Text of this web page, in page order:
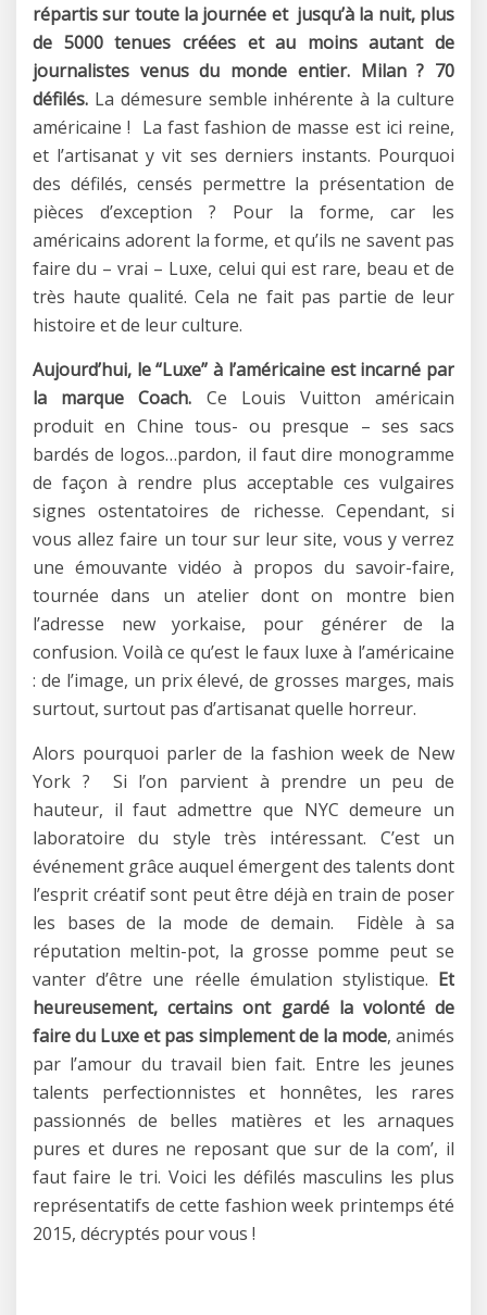
répartis sur toute la journée et jusqu’à la nuit, plus
de 5000 tenues créées et au moins autant de
journalistes venus du monde entier. Milan ? 70
défilés. La démesure semble inhérente à la culture
américaine ! La fast fashion de masse est ici reine,
et l’artisanat y vit ses derniers instants. Pourquoi
des défilés, censés permettre la présentation de
pièces d’exception ? Pour la forme, car les
américains adorent la forme, et qu’ils ne savent pas
faire du – vrai – Luxe, celui qui est rare, beau et de
très haute qualité. Cela ne fait pas partie de leur
histoire et de leur culture.
Aujourd’hui, le “Luxe” à l’américaine est incarné par
la marque Coach. Ce Louis Vuitton américain
produit en Chine tous- ou presque – ses sacs
bardés de logos…pardon, il faut dire monogramme
de façon à rendre plus acceptable ces vulgaires
signes ostentatoires de richesse. Cependant, si
vous allez faire un tour sur leur site, vous y verrez
une émouvante vidéo à propos du savoir-faire,
tournée dans un atelier dont on montre bien
l’adresse new yorkaise, pour générer de la
confusion. Voilà ce qu’est le faux luxe à l’américaine
: de l’image, un prix élevé, de grosses marges, mais
surtout, surtout pas d’artisanat quelle horreur.
Alors pourquoi parler de la fashion week de New
York ? Si l’on parvient à prendre un peu de
hauteur, il faut admettre que NYC demeure un
laboratoire du style très intéressant. C’est un
événement grâce auquel émergent des talents dont
l’esprit créatif sont peut être déjà en train de poser
les bases de la mode de demain. Fidèle à sa
réputation meltin-pot, la grosse pomme peut se
vanter d’être une réelle émulation stylistique. Et
heureusement, certains ont gardé la volonté de
faire du Luxe et pas simplement de la mode, animés
par l’amour du travail bien fait. Entre les jeunes
talents perfectionnistes et honnêtes, les rares
passionnés de belles matières et les arnaques
pures et dures ne reposant que sur de la com’, il
faut faire le tri. Voici les défilés masculins les plus
représentatifs de cette fashion week printemps été
2015, décryptés pour vous !